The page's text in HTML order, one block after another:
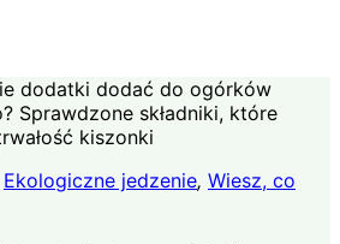
dodatki dodać do ogórków
Sprawdzone składniki, które
kiszonki
Ekologiczne jedzenie, Wiesz, co